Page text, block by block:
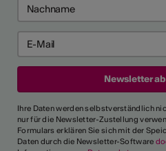
Ihre Daten werden selbstverständlich
nur für die Newsletter-Zustellung
Formulars erklären Sie sich mit der
Daten durch die Newsletter-Software